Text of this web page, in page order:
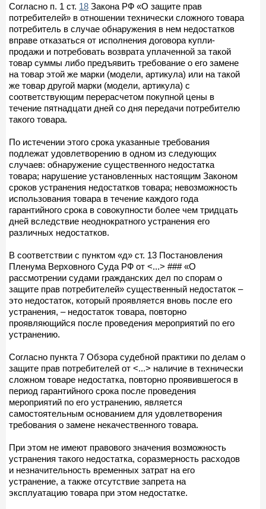
Согласно п. 1 ст. 18 Закона РФ «О защите прав
потребителей» в отношении технически сложного товара
потребитель в случае обнаружения в нем недостатков
вправе отказаться от исполнения договора купли-
продажи и потребовать возврата уплаченной за такой
товар суммы либо предъявить требование о его замене
на товар этой же марки (модели, артикула) или на такой
же товар другой марки (модели, артикула) с
соответствующим перерасчетом покупной цены в
течение пятнадцати дней со дня передачи потребителю
такого товара.
По истечении этого срока указанные требования
подлежат удовлетворению в одном из следующих
случаев: обнаружение существенного недостатка
товара; нарушение установленных настоящим Законом
сроков устранения недостатков товара; невозможность
использования товара в течение каждого года
гарантийного срока в совокупности более чем тридцать
дней вследствие неоднократного устранения его
различных недостатков.
В соответствии с пунктом «д» ст. 13 Постановления
Пленума Верховного Суда РФ от <...> ### «О
рассмотрении судами гражданских дел по спорам о
защите прав потребителей» существенный недостаток –
это недостаток, который проявляется вновь после его
устранения, – недостаток товара, повторно
проявляющийся после проведения мероприятий по его
устранению.
Согласно пункта 7 Обзора судебной практики по делам о
защите прав потребителей от <...> наличие в технически
сложном товаре недостатка, повторно проявившегося в
период гарантийного срока после проведения
мероприятий по его устранению, является
самостоятельным основанием для удовлетворения
требования о замене некачественного товара.
При этом не имеют правового значения возможность
устранения такого недостатка, соразмерность расходов
и незначительность временных затрат на его
устранение, а также отсутствие запрета на
эксплуатацию товара при этом недостатке.